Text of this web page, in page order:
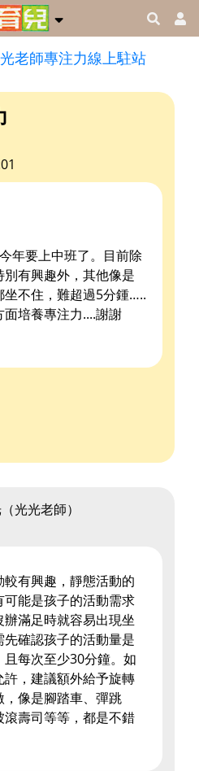
老師專注力線上駐站
年要上中班了。目前除
有興趣外，其他像是
坐不住，難超過5分鍾…..
培養專注力....謝謝
光光老師）
有興趣，靜態活動的
能是孩子的活動需求
滿足時就容易出現坐
確認孩子的活動量是
每次至少30分鐘。如
，建議額外給予旋轉
像是腳踏車、彈跳
壽司等等，都是不錯